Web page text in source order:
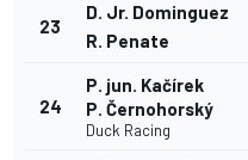
23
D. Jr. Dominguez
R. Penate
24
P. jun. Kačírek
P. Černohorský
Duck Racing